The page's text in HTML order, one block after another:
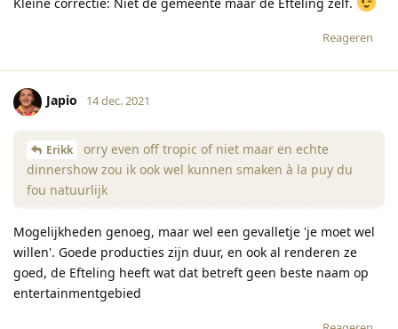
Reageren
Japio 14 dec. 2021
Erikk
orry even off tropic of niet maar en echte
dinnershow zou ik ook wel kunnen smaken à la puy du
fou natuurlijk
Mogelijkheden genoeg, maar wel een gevalletje 'je moet wel
willen'. Goede producties zijn duur, en ook al renderen ze
goed, de Efteling heeft wat dat betreft geen beste naam op
entertainmentgebied